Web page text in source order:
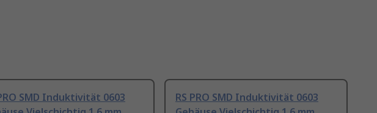
SMD Induktivität 0603
RS PRO SMD Induktivität 0603